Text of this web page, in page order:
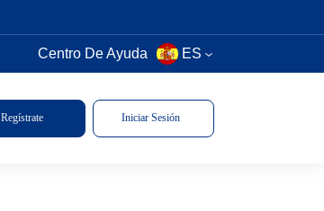
Centro De Ayuda ES
Regístrate Iniciar Sesión